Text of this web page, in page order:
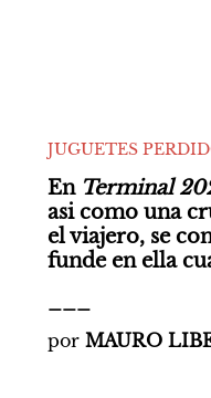
JUGUETES
En Terminal
asi como una
el viajero, se
funde en ella
por MAURO